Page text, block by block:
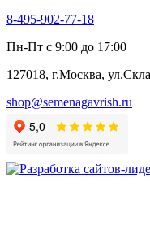
8-495-902-77-18
Пн-Пт с 9:00 до 17:00
127018, г.Москва,
shop@semenagavrish.ru